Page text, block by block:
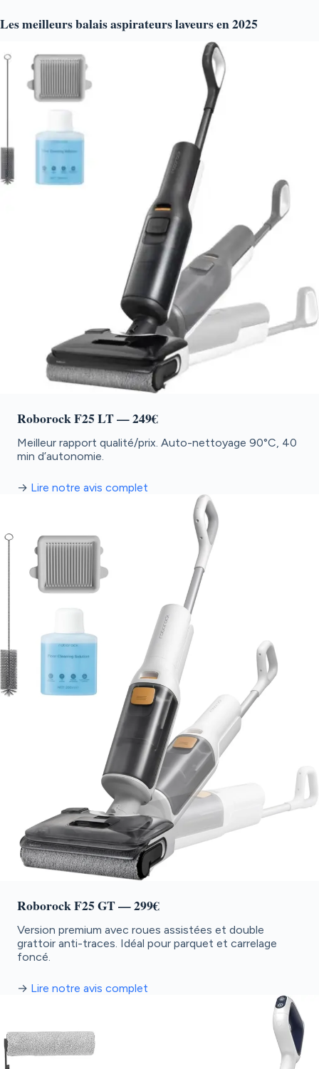
Les meilleurs balais aspirateurs laveurs en 2025
Roborock F25 LT— 249€
Meilleur rapport qualité/prix. Auto-nettoyage 90°C, 40
min d’autonomie.
→ Lire notre avis complet
Roborock F25 GT— 299€
Version premium avec roues assistées et double
grattoir anti-traces. Idéal pour parquet et carrelage
foncé.
→ Lire notre avis complet